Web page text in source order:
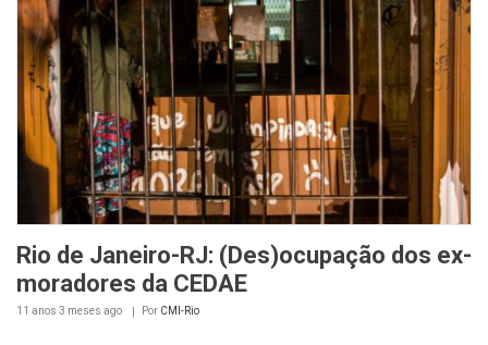
Rio de Janeiro-RJ: (Des)ocupação dos ex-
moradores da CEDAE
11 anos 3 meses ago Por CMI-Rio